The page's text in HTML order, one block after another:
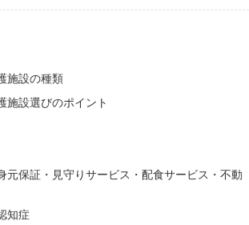
施設の種類
施設選びのポイント
元保証・見守りサービス・配食サービス・不動
知症